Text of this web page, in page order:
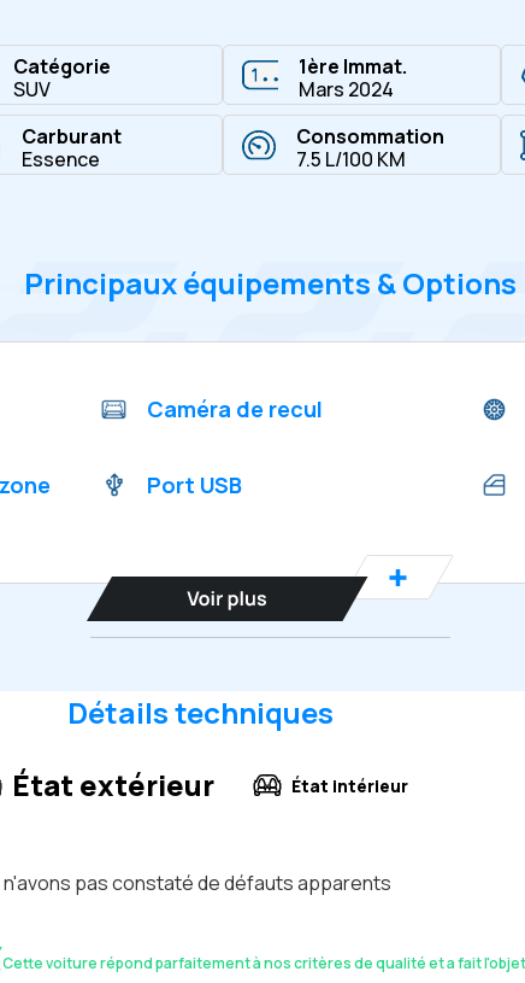
Catégorie
SUV
1ère Immat.
Mars 2024
Carburant
Essence
Consommation
7.5 L/100 KM
Principaux équipements & Options
Caméra de recul
Port USB
Détails techniques
État extérieur
État intérieur
n'avons pas constaté de défauts apparents
Cette voiture répond parfaitement à nos critères de qualité et a fait